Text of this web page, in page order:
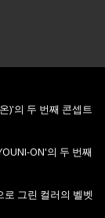
)'의 두 번째 콘셉트
ON'의 두 번째
로 그린 컬러의 벨벳